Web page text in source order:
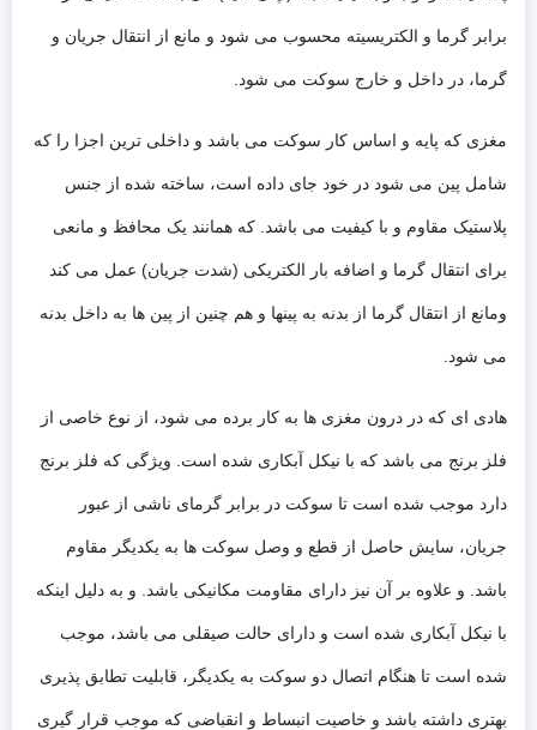
برابر گرما و الکتریسیته محسوب می شود و مانع از انتقال جریان و
گرما، در داخل و خارج سوکت می شود.
مغزی که پایه و اساس کار سوکت می باشد و داخلی ترین اجزا را که
شامل پین می شود در خود جای داده است، ساخته شده از جنس
پلاستیک مقاوم و با کیفیت می باشد. که همانند یک محافظ و مانعی
برای انتقال گرما و اضافه بار الکتریکی (شدت جریان) عمل می کند
ومانع از انتقال گرما از بدنه به پینها و هم چنین از پین ها به داخل بدنه
می شود.
هادی ای که در درون مغزی ها به کار برده می شود، از نوع خاصی از
فلز برنج می باشد که با نیکل آبکاری شده است. ویژگی که فلز برنج
دارد موجب شده است تا سوکت در برابر گرمای ناشی از عبور
جریان، سایش حاصل از قطع و وصل سوکت ها به یکدیگر مقاوم
باشد. و علاوه بر آن نیز دارای مقاومت مکانیکی باشد. و به دلیل اینکه
با نیکل آبکاری شده است و دارای حالت صیقلی می باشد، موجب
شده است تا هنگام اتصال دو سوکت به یکدیگر، قابلیت تطابق پذیری
بهتری داشته باشد و خاصیت انبساط و انقباضی که موجب قرار گیری